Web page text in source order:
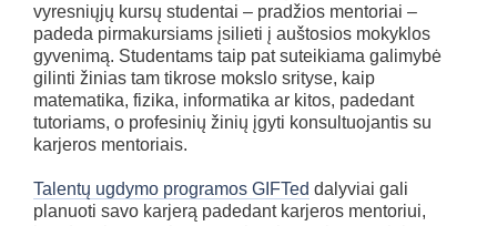
vyresniųjų kursų studentai – pradžios mentoriai –
padeda pirmakursiams įsilieti į auštosios mokyklos
gyvenimą. Studentams taip pat suteikiama galimybė
gilinti žinias tam tikrose mokslo srityse, kaip
matematika, fizika, informatika ar kitos, padedant
tutoriams, o profesinių žinių įgyti konsultuojantis su
karjeros mentoriais.
Talentų ugdymo programos GIFTed dalyviai gali
planuoti savo karjerą padedant karjeros mentoriui,